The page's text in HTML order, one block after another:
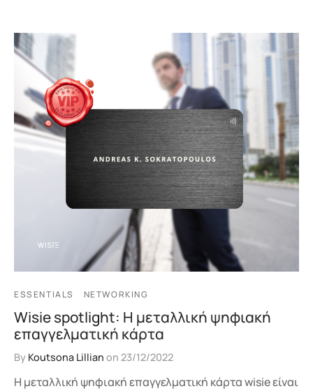
ESSENTIALS NETWORKING
Wisie spotlight: Η μεταλλική ψηφιακή
επαγγελματική κάρτα
By Koutsona Lillian on 23/12/2022
Η μεταλλική ψηφιακή επαγγελματική κάρτα wisie είναι